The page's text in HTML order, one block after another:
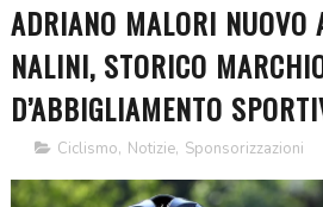
ADRIANO MALORI NUOVO
NALINI, STORICO
D’ABBIGLIAMENTO
Ciclismo, Notizie, Sponsorizzazioni